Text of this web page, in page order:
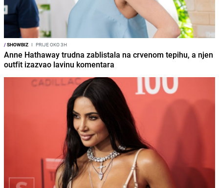
/SHOWBIZ I PRIJE OKO 3H
Anne Hathaway trudna zablistala na crvenom tepihu, a njen
outfit izazvao lavinu komentara